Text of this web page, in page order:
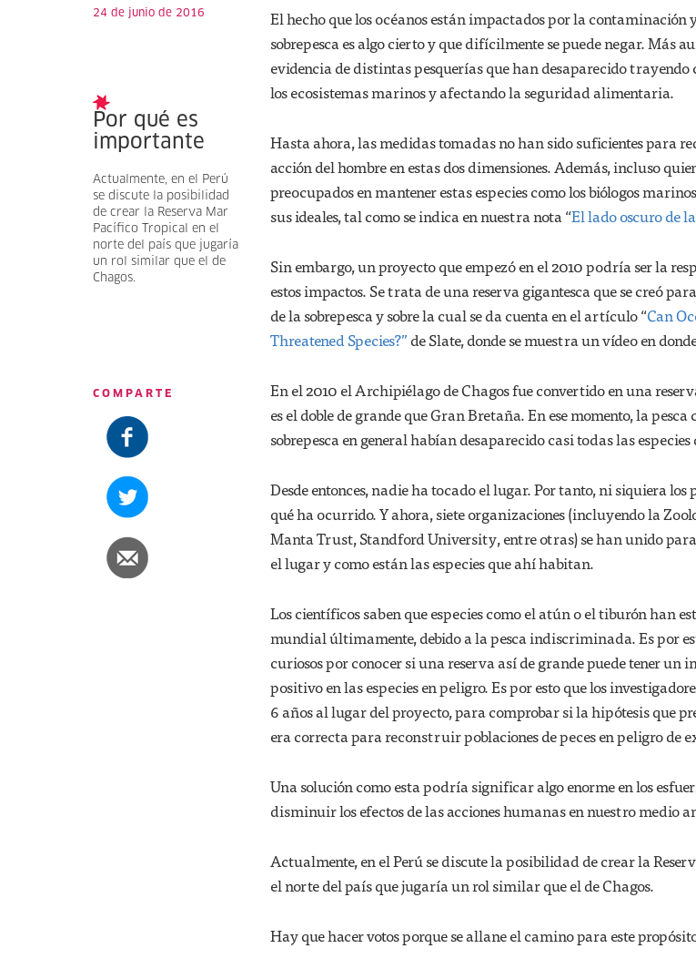
24 de junio de 2016
Por qué es
importante
Actualmente, en el Perú
se discute la posibilidad
de crear la Reserva Mar
Pacífico Tropical en el
norte del país que jugaría
un rol similar que el de
Chagos.
COMPARTE
El hecho que los océanos están impactados por la contaminación
sobrepesca es algo cierto y que difícilmente se puede negar. Más
evidencia de distintas pesquerías que han desaparecido trayendo
los ecosistemas marinos y afectando la seguridad alimentaria.
Hasta ahora, las medidas tomadas no han sido suficientes para
acción del hombre en estas dos dimensiones. Además, incluso
preocupados en mantener estas especies como los biólogos
sus ideales, tal como se indica en nuestra nota “El lado oscuro de
Sin embargo, un proyecto que empezó en el 2010 podría ser la
estos impactos. Se trata de una reserva gigantesca que se creó
de la sobrepesca y sobre la cual se da cuenta en el artículo “Can
Threatened Species?”de Slate, donde se muestra un vídeo en
En el 2010 el Archipiélago de Chagos fue convertido en una
es el doble de grande que Gran Bretaña. En ese momento, la
sobrepesca en general habían desaparecido casi todas las especies
Desde entonces, nadie ha tocado el lugar. Por tanto, ni siquiera los
qué ha ocurrido. Y ahora, siete organizaciones (incluyendo la
Manta Trust, Standford University, entre otras) se han unido
el lugar y como están las especies que ahí habitan.
Los científicos saben que especies como el atún o el tiburón han
mundial últimamente, debido a la pesca indiscriminada. Es por
curiosos por conocer si una reserva así de grande puede tener un
positivo en las especies en peligro. Es por esto que los
6 años al lugar del proyecto, para comprobar si la hipótesis que
era correcta para reconstruir poblaciones de peces en peligro de
Una solución como esta podría significar algo enorme en los
disminuir los efectos de las acciones humanas en nuestro medio
Actualmente, en el Perú se discute la posibilidad de crear la
el norte del país que jugaría un rol similar que el de Chagos.
Hay que hacer votos porque se allane el camino para este